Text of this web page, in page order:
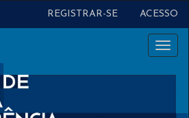
REGISTRAR-SE ACESSO